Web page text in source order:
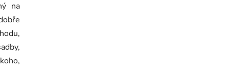
na
Semínko